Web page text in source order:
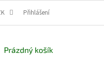
Přihlášení
NÁKUPNÍ
Prázdný košík